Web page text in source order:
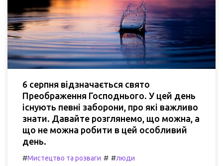
6 серпня відзначається свято
Преображення Господнього. У цей день
існують певні заборони, про які важливо
знати. Давайте розглянемо, що можна, а
що не можна робити в цей особливий
день.
#Мистецтво та розваги # #люди